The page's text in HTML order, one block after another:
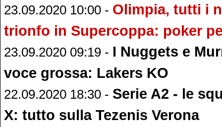
23.09.2020 10:00 - Olimpia, tutti i
trionfo in Supercoppa: poker
23.09.2020 09:19 - I Nuggets e
voce grossa: Lakers KO
22.09.2020 18:30 - Serie A2 - le
X: tutto sulla Tezenis Verona